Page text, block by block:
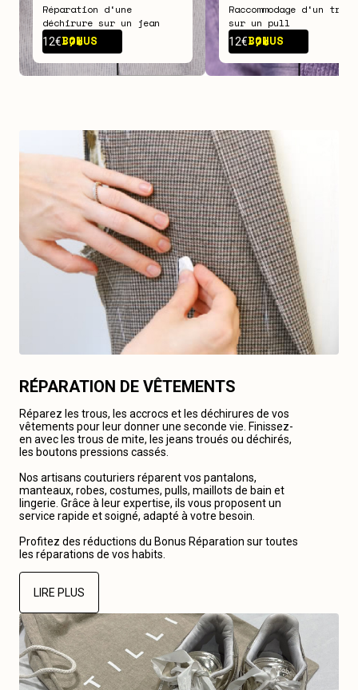
Réparation d‘une
déchirure sur un jean
12€BONUS -7€
Raccommodage d‘un trou
sur un pull
12€BONUS -7€
RÉPARATION DE VÊTEMENTS
Réparez les trous, les accrocs et les déchirures de vos
vêtements pour leur donner une seconde vie. Finissez-
en avec les trous de mite, les jeans troués ou déchirés,
les boutons pressions cassés.
Nos artisans couturiers réparent vos pantalons,
manteaux, robes, costumes, pulls, maillots de bain et
lingerie. Grâce à leur expertise, ils vous proposent un
service rapide et soigné, adapté à votre besoin.
Profitez des réductions du Bonus Réparation sur toutes
les réparations de vos habits.
LIRE PLUS